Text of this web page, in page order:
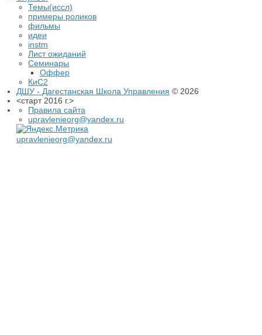
Темы(иссл)
примеры роликов
фильмы
идеи
instm
Лист ожиданий
Семинары
Оффер
КиС2
ДШУ - Дагестанская Школа Управления © 2026
<старт 2016 г.>
Правила сайта
upravlenieorg@yandex.ru
upravlenieorg@yandex.ru